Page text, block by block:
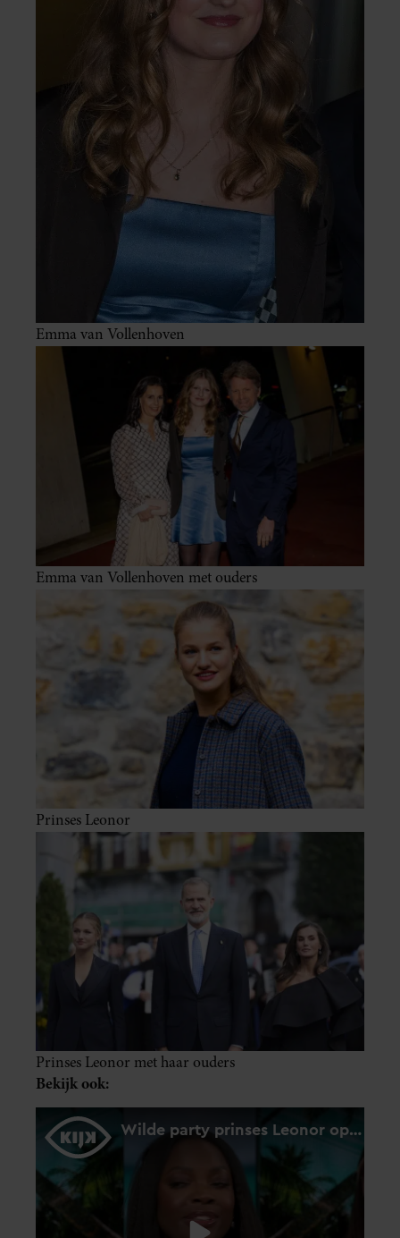
Emma van Vollenhoven
Emma van Vollenhoven met ouders
Prinses Leonor
Prinses Leonor met haar ouders
Bekijk ook: